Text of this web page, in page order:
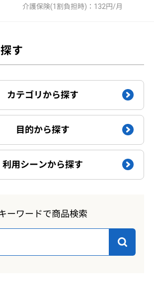
介護保険(1割負担時)：132円/月
す
カテゴリから探す
目的から探す
利用シーンから探す
ーワードで商品検索